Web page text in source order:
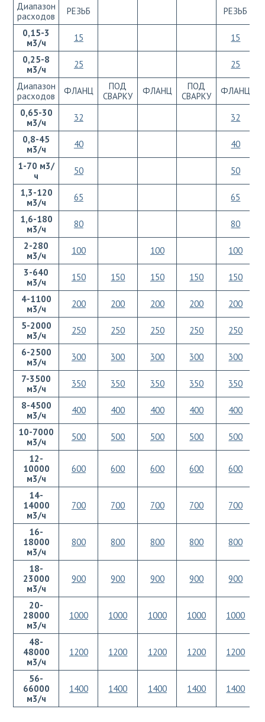
Диапазон
расходов
РЕЗЬБ
РЕЗЬБ
0,15-3
м3/ч
15
15
0,25-8
м3/ч
25
25
Диапазон
расходов
ФЛАНЦ
ПОД
СВАРКУ
ФЛАНЦ
ПОД
СВАРКУ
ФЛАНЦ
0,65-30
м3/ч
32
32
0,8-45
м3/ч
40
40
1-70 м3/
ч
50
50
1,3-120
м3/ч
65
65
1,6-180
м3/ч
80
80
2-280
м3/ч
100 100
100
3-640
м3/ч
150 150 150 150
150
4-1100
м3/ч
200 200 200 200
200
5-2000
м3/ч
250 250 250 250
250
6-2500
м3/ч
300 300 300 300
300
7-3500
м3/ч
350 350 350 350
350
8-4500
м3/ч
400 400 400 400
400
10-7000
м3/ч
500 500 500 500
500
12-
10000
м3/ч
600 600 600 600 600
14-
14000
м3/ч
700 700 700 700 700
16-
18000
м3/ч
800 800 800 800 800
18-
23000
м3/ч
900 900 900 900 900
20-
28000
м3/ч
1000 1000 1000 1000 1000
48-
48000
м3/ч
1200 1200 1200 1200 1200
56-
66000
м3/ч
1400 1400 1400 1400 1400